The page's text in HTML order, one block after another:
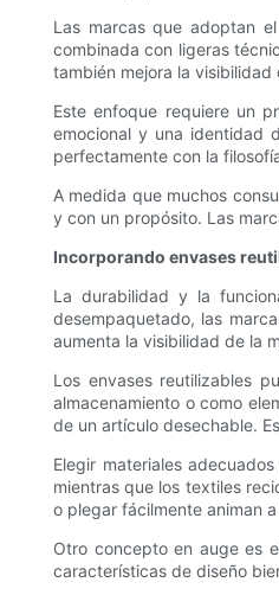
Las marcas que adoptan
combinada con ligeras
también mejora la
Este enfoque requiere un
emocional y una identidad
perfectamente con la
A medida que muchos
y con un propósito. Las
Incorporando envases
La durabilidad y la
desempaquetado, las
aumenta la visibilidad de la
Los envases reutilizables
almacenamiento o como
de un artículo desechable.
Elegir materiales
mientras que los textiles
o plegar fácilmente animan
Otro concepto en auge es
características de diseño